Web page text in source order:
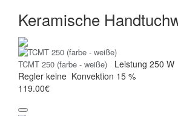
Keramische
TCMT 250 (farbe - weiße) Leistung 250 W
Regler keine Konvektion 15 %
119.00€